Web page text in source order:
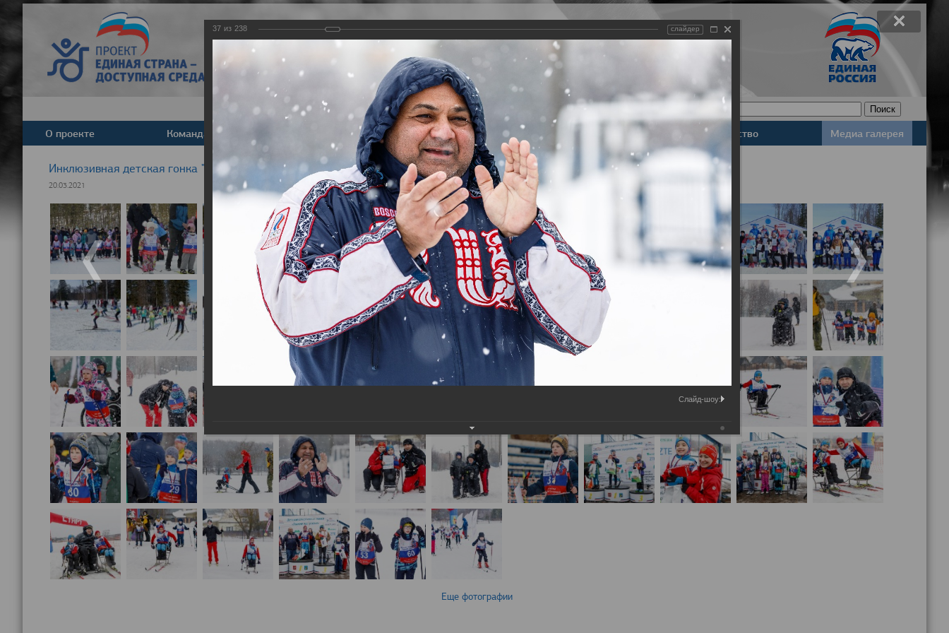
Задать вопрос
Версия для слабовидящих
О проекте Команда Деятельность Базы данных Законодательство Медиа галерея
Инклюзивная детская гонка "Лыжня здоровья" 2021
20.03.2021
Еще фотографии
37 из 238 слайдер
Слайд-шоу: